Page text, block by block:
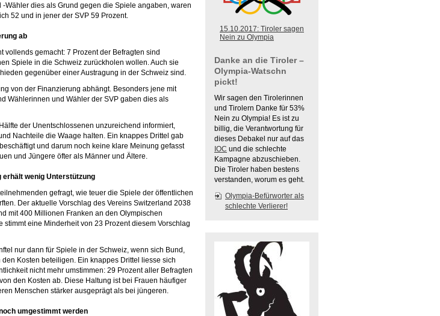
Wähler dies als Grund gegen die Spiele angaben, waren
52 und in jener der SVP 59 Prozent.
ab
vollends gemacht: 7 Prozent der Befragten sind
Spiele in die Schweiz zurückholen wollen. Auch sie
gegenüber einer Austragung in der Schweiz sind.
von der Finanzierung abhängt. Besonders jene mit
Wählerinnen und Wähler der SVP gaben dies als
der Unentschlossenen unzureichend informiert,
Nachteile die Waage halten. Ein knappes Drittel gab
und darum noch keine klare Meinung gefasst
und Jüngere öfter als Männer und Ältere.
wenig Unterstützung
gefragt, wie teuer die Spiele der öffentlichen
Der aktuelle Vorschlag des Vereins Switzerland 2038
mit 400 Millionen Franken an den Olympischen
stimmt eine Minderheit von 23 Prozent diesem Vorschlag
nur dann für Spiele in der Schweiz, wenn sich Bund,
Kosten beteiligen. Ein knappes Drittel liesse sich
nicht mehr umstimmen: 29 Prozent aller Befragten
den Kosten ab. Diese Haltung ist bei Frauen häufiger
Menschen stärker ausgeprägt als bei jüngeren.
umgestimmt werden
15.10.2017: Tiroler sagen
Nein zu Olympia
Danke an die Tiroler –
Olympia-Watschn
pickt!
Wir sagen den Tirolerinnen
und Tirolern Danke für 53%
Nein zu Olympia! Es ist zu
billig, die Verantwortung für
dieses Debakel nur auf das
IOC und die schlechte
Kampagne abzuschieben.
Die Tiroler haben bestens
verstanden, worum es geht.
Olympia-Befürworter als
schlechte Verlierer!